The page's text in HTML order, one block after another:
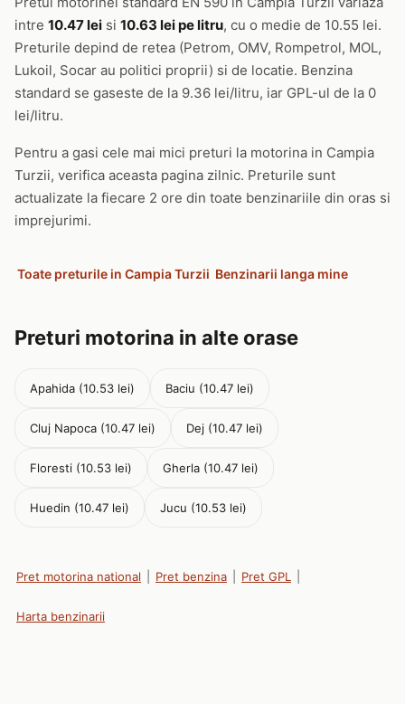
intre 10.47 lei si 10.63 lei pe litru, cu o medie de 10.55 lei.
Preturile depind de retea (Petrom, OMV, Rompetrol, MOL,
Lukoil, Socar au politici proprii) si de locatie. Benzina
standard se gaseste de la 9.36 lei/litru, iar GPL-ul de la 0
lei/litru.
Pentru a gasi cele mai mici preturi la motorina in Campia
Turzii, verifica aceasta pagina zilnic. Preturile sunt
actualizate la fiecare 2 ore din toate benzinariile din oras si
imprejurimi.
Toate preturile in Campia Turzii Benzinarii langa mine
Preturi motorina in alte orase
Apahida (10.53 lei) Baciu (10.47 lei)
Cluj Napoca (10.47 lei) Dej (10.47 lei)
Floresti (10.53 lei) Gherla (10.47 lei)
Huedin (10.47 lei) Jucu (10.53 lei)
Pret motorina national Pret benzina Pret GPL
Harta benzinarii